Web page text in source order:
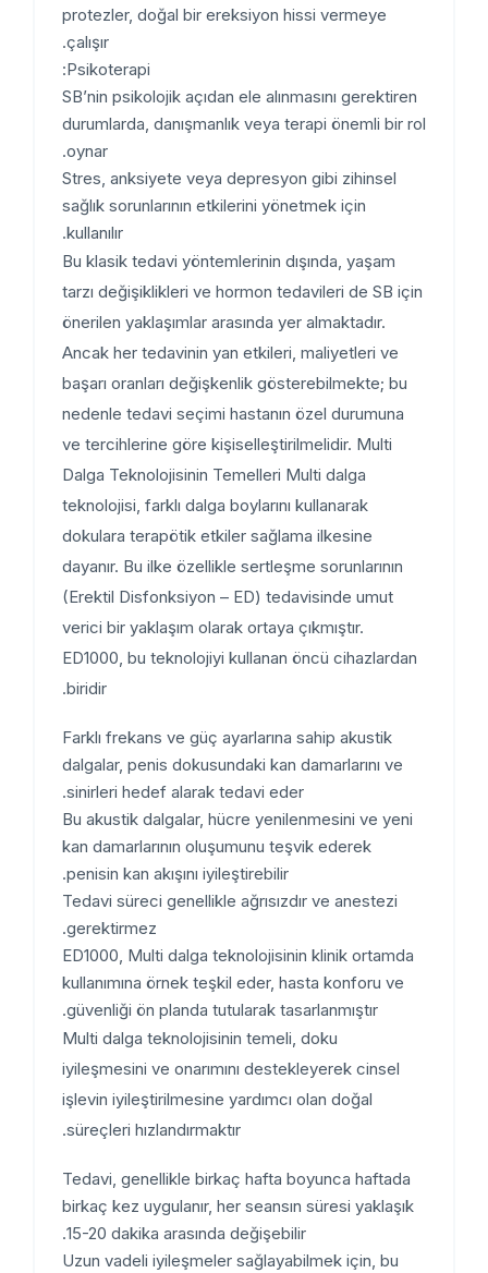
protezler, doğal bir ereksiyon hissi vermeye
Psikoterapi:
SB’nin psikolojik açıdan ele alınmasını gerektiren
durumlarda, danışmanlık veya terapi önemli bir rol
Stres, anksiyete veya depresyon gibi zihinsel
sağlık sorunlarının etkilerini yönetmek için
kullanılır.
Bu klasik tedavi yöntemlerinin dışında, yaşam
tarzı değişiklikleri ve hormon tedavileri de SB için
önerilen yaklaşımlar arasında yer almaktadır.
Ancak her tedavinin yan etkileri, maliyetleri ve
başarı oranları değişkenlik gösterebilmekte; bu
nedenle tedavi seçimi hastanın özel durumuna
ve tercihlerine göre kişiselleştirilmelidir. Multi
Dalga Teknolojisinin Temelleri Multi dalga
teknolojisi, farklı dalga boylarını kullanarak
dokulara terapötik etkiler sağlama ilkesine
dayanır. Bu ilke özellikle sertleşme sorunlarının
(Erektil Disfonksiyon – ED) tedavisinde umut
verici bir yaklaşım olarak ortaya çıkmıştır.
ED1000, bu teknolojiyi kullanan öncü cihazlardan
Farklı frekans ve güç ayarlarına sahip akustik
dalgalar, penis dokusundaki kan damarlarını ve
sinirleri hedef alarak tedavi eder.
Bu akustik dalgalar, hücre yenilenmesini ve yeni
kan damarlarının oluşumunu teşvik ederek
penisin kan akışını iyileştirebilir.
Tedavi süreci genellikle ağrısızdır ve anestezi
gerektirmez.
ED1000, Multi dalga teknolojisinin klinik ortamda
kullanımına örnek teşkil eder, hasta konforu ve
güvenliği ön planda tutularak tasarlanmıştır.
Multi dalga teknolojisinin temeli, doku
iyileşmesini ve onarımını destekleyerek cinsel
işlevin iyileştirilmesine yardımcı olan doğal
süreçleri hızlandırmaktır.
Tedavi, genellikle birkaç hafta boyunca haftada
birkaç kez uygulanır, her seansın süresi yaklaşık
15-20 dakika arasında değişebilir.
Uzun vadeli iyileşmeler sağlayabilmek için, bu